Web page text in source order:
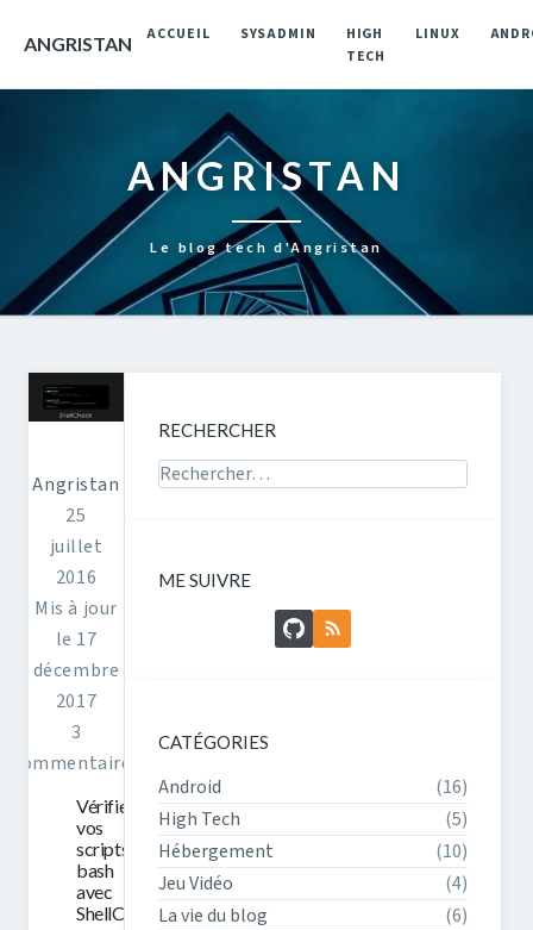
ANGRISTAN ACCUEIL SYSADMIN
HIGH
TECH
LINUX
ANGRISTAN
Le blog tech d'Angristan
Angristan
25
juillet
2016
Mis à jour
le 17
décembre
2017
3
commentaires
Vérifiez
vos
scripts
bash
avec
ShellCheck
RECHERCHER
Rechercher sur le site
ME SUIVRE
GitHubFlux RSS
CATÉGORIES
Android
(16)
High Tech
(5)
Hébergement
(10)
Jeu Vidéo
(4)
La vie du blog
(6)